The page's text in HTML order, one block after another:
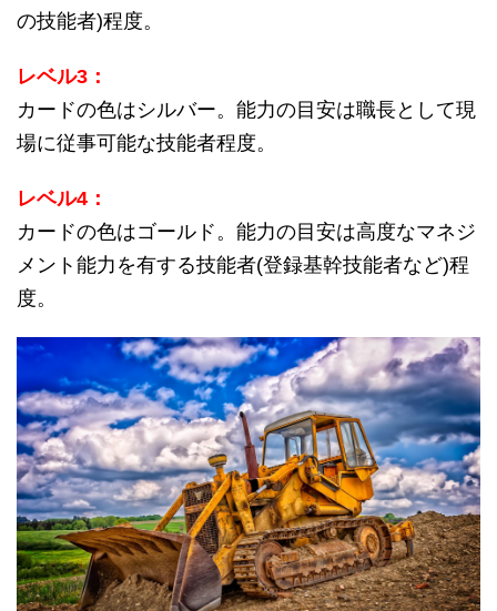
の技能者)程度。
レベル3：
カードの色はシルバー。能力の目安は職長として現
場に従事可能な技能者程度。
レベル4：
カードの色はゴールド。能力の目安は高度なマネジ
メント能力を有する技能者(登録基幹技能者など)程
度。